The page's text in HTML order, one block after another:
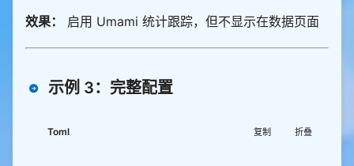
效果： 启用 Umami 统计跟踪，但不显示在数据页面
示例 3：完整配置
Toml 复制 折叠